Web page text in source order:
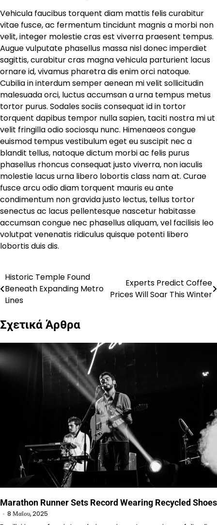
Vehicula faucibus torquent diam mattis felis curabitur
vitae fusce, ac fermentum tincidunt magnis a morbi non
velit, integer molestie cras est viverra praesent tempus.
Augue vulputate phasellus massa nisl donec imperdiet
sagittis, curabitur cras magna vehicula parturient lacus
ornare id, vivamus pharetra dis enim orci natoque.
Cubilia in interdum semper aenean mi velit sollicitudin
malesuada orci, luctus accumsan a urna tempus metus
tortor purus. Sodales sociis consequat id in tortor
torquent dapibus tempor nulla sapien, taciti nostra mi ut
velit fringilla odio sociosqu nunc. Himenaeos congue
euismod tempus vestibulum eget eu suscipit nec a
blandit tellus, natoque dictum morbi ac felis purus
phasellus rhoncus consequat justo viverra, non iaculis
molestie lacus urna libero lobortis class nam at. Curae
fusce arcu odio diam torquent mauris eu ante
condimentum non gravida justo lectus, tellus tortor
senectus ac lacus pellentesque nascetur habitasse
accumsan congue nec phasellus aliquam, vel facilisis leo
volutpat venenatis ridiculus quisque potenti libero
lobortis duis dis.
Πλοήγηση
άρθρων
Historic Temple Found
Beneath Expanding Metro
Lines
Experts Predict Coffee
Prices Will Soar This Winter
Σχετικά Άρθρα
Marathon Runner Sets Record Wearing Recycled Shoes
8 Μαΐου, 2025